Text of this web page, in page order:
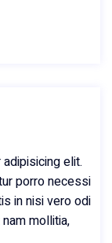
elit.
porro necessi
in nisi vero odi
mollitia,